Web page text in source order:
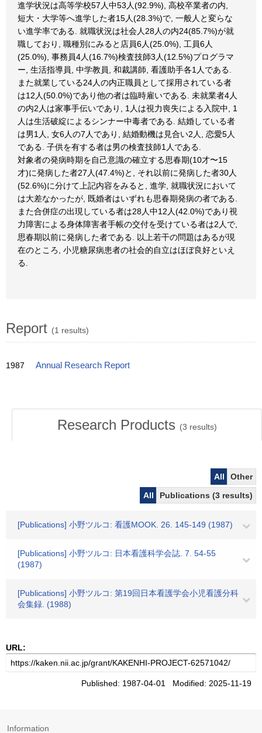
進学状況は高等学校57人中53人(92.9%), 高校卒業者の内,
短大・大学等へ進学した者15人(28.3%)で, 一般人と変らな
い進学率である. 就職状況は社会人28人の内24(85.7%)が就
職しており, 職種別にみると店員6人(25.0%), 工員6人
(25.0%), 事務員4人(16.7%)検査技師3人(12.5%)プログラマ
ー, 生活指導員, 中学教員, 和裁講師, 看護助手各1人である.
また就業している24人の内正職員として採用されている者
は12人(50.0%)であり他の者は臨時雇いである. 未就業者4人
の内2人は家事手伝いであり, 1人は視力喪失による入院中, 1
人は生活破綻によるシンナー中毒者である. 結婚している者
は男1人, 女6人の7人であり, 結婚動機は見合い2人, 恋愛5人
である. 子供を有する者は男の検査技師1人である.
対象者の発病時期を自己意識の確立する思春期(10才〜15
才)に発病した者27人(47.4%)と, それ以前に発病した者30人
(52.6%)に分けて上記内容をみると, 進学, 就職状況において
は大差なかったが, 既婚者はいずれも思春期発病の者である.
また合併症の出現している者は28人中12人(42.0%)であり視
力障害による身体障害者手帳の交付を受けている者は2人で,
思春期以前に発病した者である. 以上若干の問題はあるが現
在のところ, 小児糖尿病患者の社会的自立はほぼ良好といえ
る.
Report (1 results)
1987 Annual Research Report
Research Products (3 results)
All
Other
All
Publications (3 results)
[Publications] 小野ツルコ: 看護MOOK. 26. 145-149 (1987)
[Publications] 小野ツルコ: 日本看護科学会誌. 7. 54-55
(1987)
[Publications] 小野ツルコ: 第19回日本看護学会小児看護分科
会集録. (1988)
URL:
Published: 1987-04-01 Modified: 2025-11-19
Information